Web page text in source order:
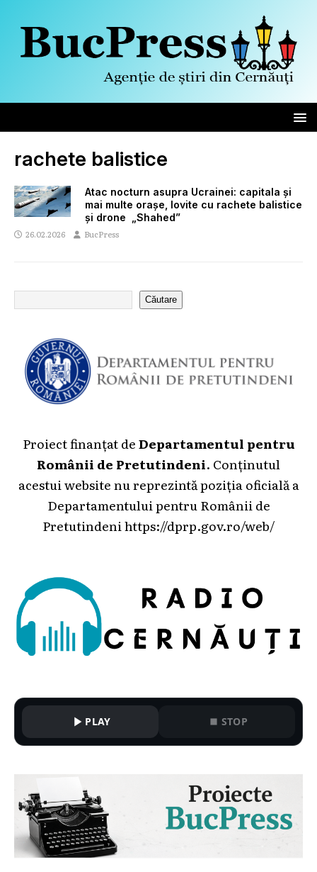
rachete balistice
Atac nocturn asupra Ucrainei: capitala și
mai multe orașe, lovite cu rachete balistice
și drone „Shahed”
26.02.2026 BucPress
Căutare
Proiect finanțat deDepartamentul pentru
Românii de Pretutindeni. Conținutul
acestui website nu reprezintă poziția oficială a
Departamentului pentru Românii de
Pretutindeni https://dprp.gov.ro/web/
PLAY STOP